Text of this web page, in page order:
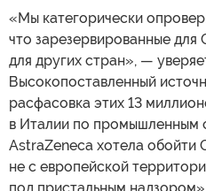
«Мы категорически
что зарезервированные для
для других стран», —
Высокопоставленный
расфасовка этих 13
в Италии по промышленным
AstraZeneca хотела обойти
не с европейской
под пристальным